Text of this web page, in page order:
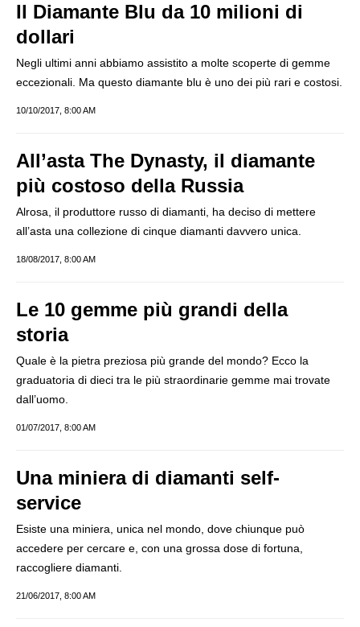
Il Diamante Blu da 10 milioni di
dollari
Negli ultimi anni abbiamo assistito a molte scoperte di gemme
eccezionali. Ma questo diamante blu è uno dei più rari e costosi.
10/10/2017, 8:00 AM
All’asta The Dynasty, il diamante
più costoso della Russia
Alrosa, il produttore russo di diamanti, ha deciso di mettere
all’asta una collezione di cinque diamanti davvero unica.
18/08/2017, 8:00 AM
Le 10 gemme più grandi della
storia
Quale è la pietra preziosa più grande del mondo? Ecco la
graduatoria di dieci tra le più straordinarie gemme mai trovate
dall’uomo.
01/07/2017, 8:00 AM
Una miniera di diamanti self-
service
Esiste una miniera, unica nel mondo, dove chiunque può
accedere per cercare e, con una grossa dose di fortuna,
raccogliere diamanti.
21/06/2017, 8:00 AM